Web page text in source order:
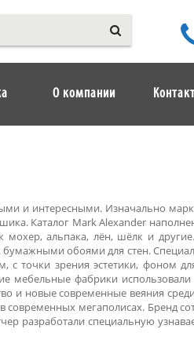
О компании
и интересными. Изначально
Каталог Mark Alexander
альпака, лён, шёлк и
обоями для стен.
точки зрения эстетики, фоном
фабрики использовали
и новые современные веяния
мегаполисах. Бренд
разработали специальную